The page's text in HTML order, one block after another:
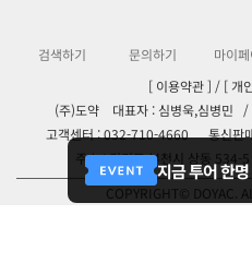
지금 투어 한
검색하기 문의하기 마이
[ 이용약관 ] / [ 개
(주)도약 대표자 : 심병욱,심병민 /
고객센터 : 032-710-4660
통신판
주소 : 경기도 부천시 상동 534-
COPYRIGHT© DOYAC.